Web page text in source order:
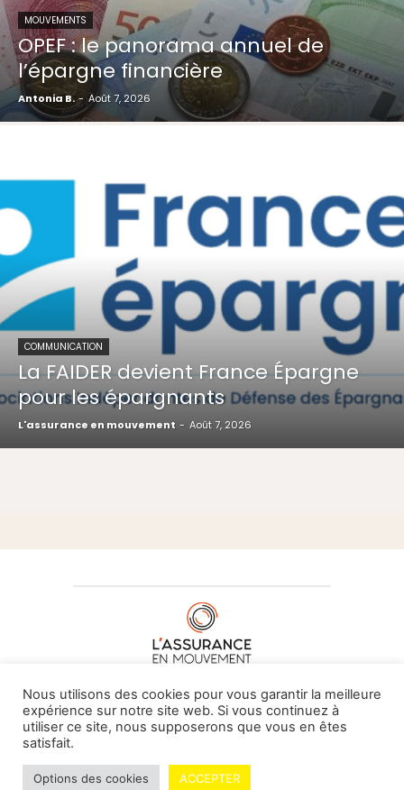
MOUVEMENTS
OPEF : le panorama annuel de
l’épargne financière
Antonia B. - Août 7, 2026
COMMUNICATION
La FAIDER devient France Épargne
pour les épargnants
L'assurance en mouvement - Août 7, 2026
À PROPOS DE NOUS•CONTACT
© L'assurance en mouvement -By Vovoxx Média
Nous utilisons des cookies pour vous garantir la meilleure
expérience sur notre site web. Si vous continuez à
utiliser ce site, nous supposerons que vous en êtes
satisfait.
Options des cookies ACCEPTER